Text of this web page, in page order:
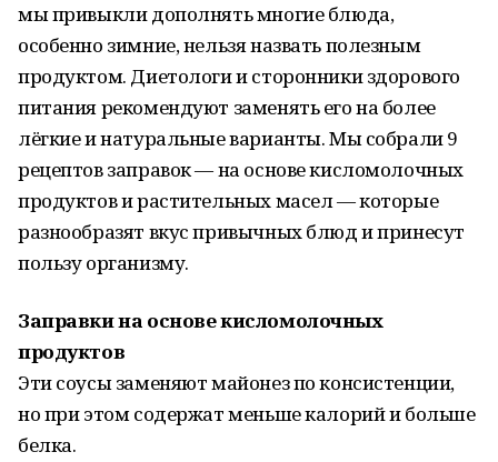
мы привыкли дополнять многие блюда,
особенно зимние, нельзя назвать полезным
продуктом. Диетологи и сторонники здорового
питания рекомендуют заменять его на более
лёгкие и натуральные варианты. Мы собрали 9
рецептов заправок — на основе кисломолочных
продуктов и растительных масел — которые
разнообразят вкус привычных блюд и принесут
пользу организму.
Заправки на основе кисломолочных
продуктов
Эти соусы заменяют майонез по консистенции,
но при этом содержат меньше калорий и больше
белка.